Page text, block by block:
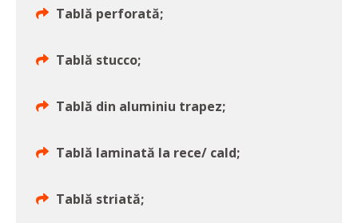
Tablă perforată;
Tablă stucco;
Tablă din aluminiu trapez;
Tablă laminată la rece/ cald;
Tablă striată;